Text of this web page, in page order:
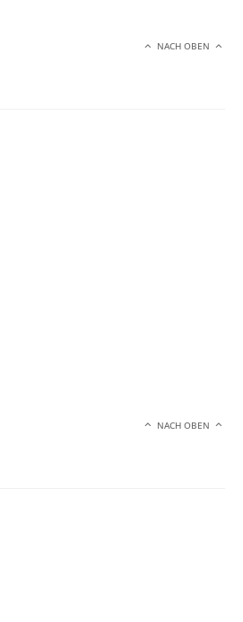
NACH OBEN
NACH OBEN